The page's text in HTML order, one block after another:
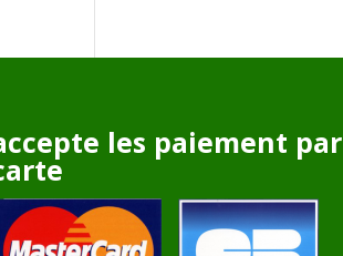
les paiement par